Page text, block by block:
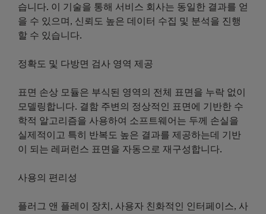
습니다. 이 기술을 통해 서비스 회사는 동일한 결과를 얻
을 수 있으며, 신뢰도 높은 데이터 수집 및 분석을 진행
할 수 있습니다.
정확도 및 다방면 검사 영역 제공
표면 손상 모듈은 부식된 영역의 전체 표면을 누락 없이
모델링합니다. 결함 주변의 정상적인 표면에 기반한 수
학적 알고리즘을 사용하여 소프트웨어는 두께 손실을
실제적이고 특히 반복도 높은 결과를 제공하는데 기반
이 되는 레퍼런스 표면을 자동으로 재구성합니다.
사용의 편리성
플러그 앤 플레이 장치, 사용자 친화적인 인터페이스, 사